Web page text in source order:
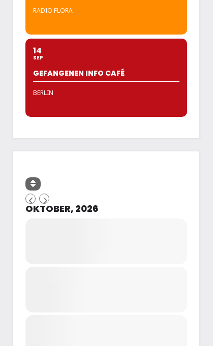
RADIO FLORA
14
SEP
GEFANGENEN INFO CAFÉ
BERLIN
OKTOBER, 2026